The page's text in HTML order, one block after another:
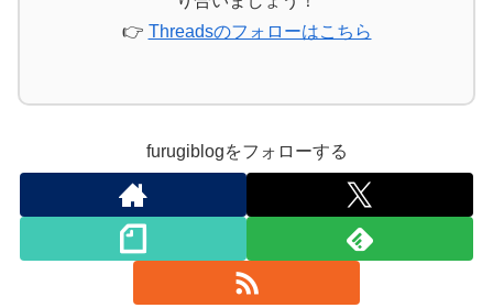
👉 Threadsのフォローはこちら
furugiblogをフォローする